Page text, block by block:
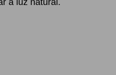
a luz natural.